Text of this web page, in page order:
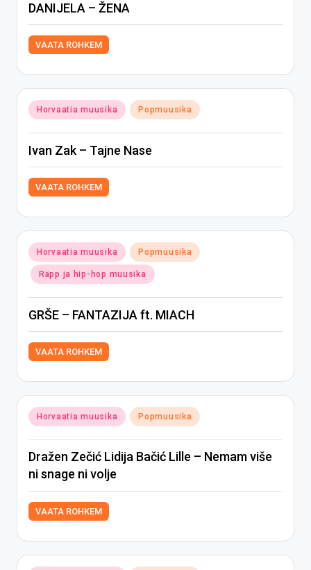
DANIJELA – ŽENA
VAATA ROHKEM
Posted
in
Horvaatia muusika Popmuusika
Ivan Zak – Tajne Nase
VAATA ROHKEM
Posted
in
Horvaatia muusika Popmuusika
Räpp ja hip-hop muusika
GRŠE – FANTAZIJA ft. MIACH
VAATA ROHKEM
Posted
in
Horvaatia muusika Popmuusika
Dražen Zečić Lidija Bačić Lille – Nemam više
ni snage ni volje
VAATA ROHKEM